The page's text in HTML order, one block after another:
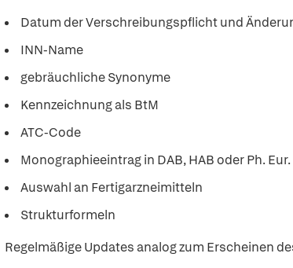
Datum der Verschreibungspflicht und
INN-Name
gebräuchliche Synonyme
Kennzeichnung als BtM
ATC-Code
Monographieeintrag in DAB, HAB oder Ph. Eur.
Auswahl an Fertigarzneimitteln
Strukturformeln
Regelmäßige Updates analog zum Erscheinen